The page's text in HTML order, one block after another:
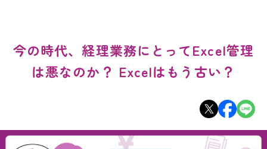
今の時代、経理業務にとってExcel管理
は悪なのか？ Excelはもう古い？